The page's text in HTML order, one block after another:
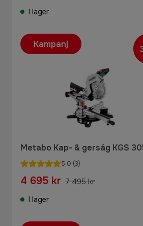
I lager
Metabo Kap- & gersåg KGS
5.0 (3)
4 695 kr 7 495 kr
I lager
Kampanj